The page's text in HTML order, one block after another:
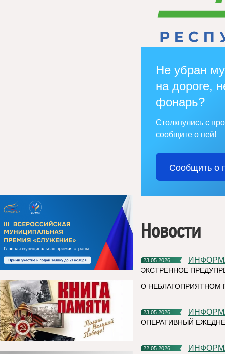
Не убран
на дороге,
фонарь?
Столкнулись с
сообщите о ней!
Сообщить о
Новости
23.05.2026
ЭКСТРЕННОЕ
О НЕБЛАГОПРИЯТНОМ
23.05.2026
ОПЕРАТИВНЫЙ
22.05.2026